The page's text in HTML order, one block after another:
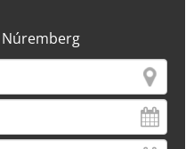
Núremberg